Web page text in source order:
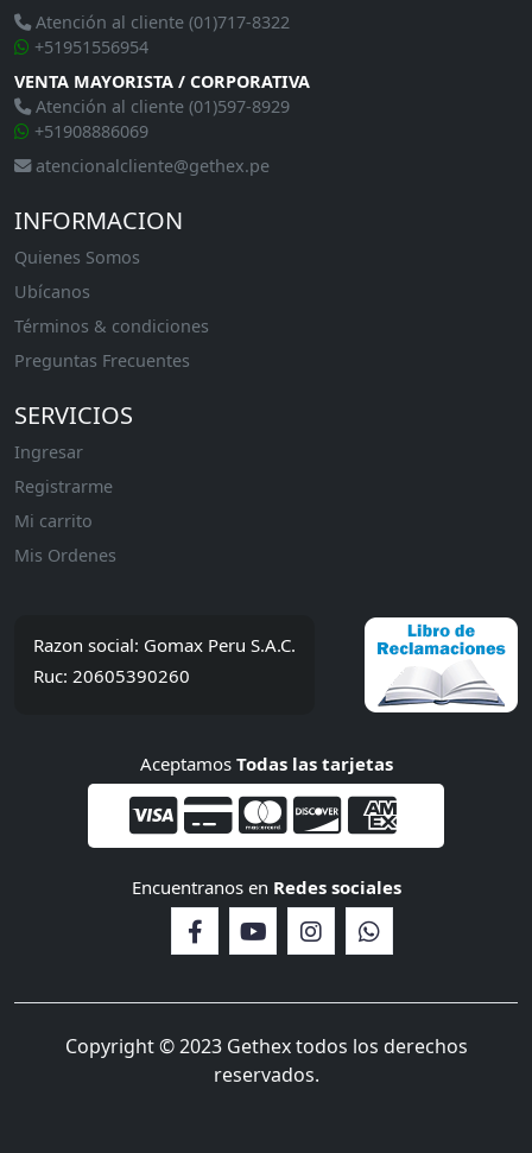
Atención al cliente (01)717-8322
+51951556954
VENTA MAYORISTA / CORPORATIVA
Atención al cliente (01)597-8929
+51908886069
atencionalcliente@gethex.pe
INFORMACION
Quienes Somos
Ubícanos
Términos & condiciones
Preguntas Frecuentes
SERVICIOS
Ingresar
Registrarme
Mi carrito
Mis Ordenes
Razon social: Gomax Peru S.A.C.
Ruc: 20605390260
Aceptamos Todas las tarjetas
Encuentranos en Redes sociales
Copyright © 2023 Gethex todos los derechos
reservados.